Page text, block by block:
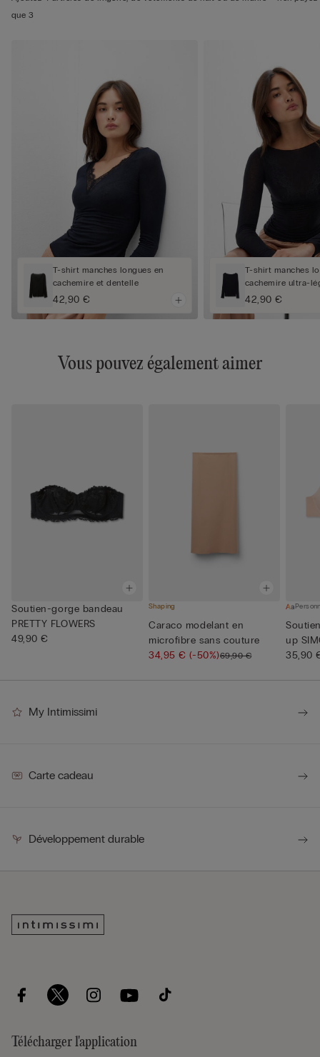
que 3
T-shirt manches longues en
cachemire et dentelle
42,90 €
T-shirt manches
cachemire ultra-
42,90 €
Vous pouvez également aimer
Soutien-gorge bandeau
PRETTY FLOWERS
49,90 €
Shaping
Caraco modelant en
microfibre sans couture
34,95 €(-50%)69,90 €
up
u...
35,90
My Intimissimi
Carte cadeau
Développement durable
Télécharger l'application